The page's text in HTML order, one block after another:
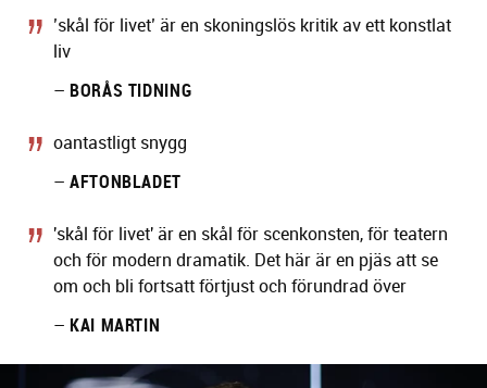
’skål för livet’ är en skoningslös kritik av ett konstlat
liv
– BORÅS TIDNING
oantastligt snygg
– AFTONBLADET
'skål för livet' är en skål för scenkonsten, för teatern
och för modern dramatik. Det här är en pjäs att se
om och bli fortsatt förtjust och förundrad över
– KAI MARTIN